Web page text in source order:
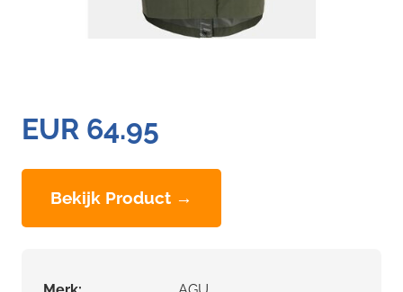
EUR 64.95
Bekijk Product →